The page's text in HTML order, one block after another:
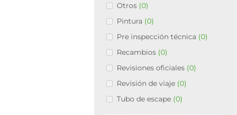
Otros (0)
Pintura (0)
Pre inspección técnica (0)
Recambios (0)
Revisiones oficiales (0)
Revisión de viaje (0)
Tubo de escape (0)